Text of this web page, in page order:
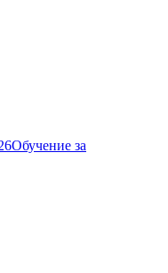
Обучение за